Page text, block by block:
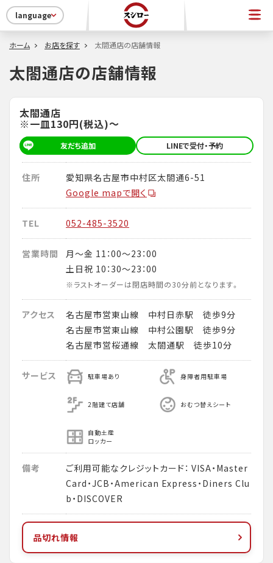
language
ホーム お店を探す 太閤通店の店舗情報
太閤通店の店舗情報
太閤通店
※一皿130円(税込)～
友だち追加 LINEで受付・予約
住所
愛知県名古屋市中村区太閤通6-51
Google mapで開く
TEL 052-485-3520
営業時間
月～金 11：00～23：00
土日祝 10：30～23：00
※ラストオーダーは閉店時間の30分前となります。
アクセス
名古屋市営東山線 中村日赤駅 徒歩9分
名古屋市営東山線 中村公園駅 徒歩9分
名古屋市営桜通線 太閤通駅 徒歩10分
サービス 駐車場あり 身障者用駐車場
2階建て店舗 おむつ替えシート
自動土産
ロッカー
備考
ご利用可能なクレジットカード： VISA・Master
Card・JCB・American Express・Diners Clu
b・DISCOVER
品切れ情報